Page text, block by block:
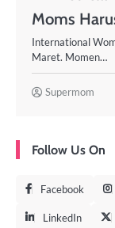
Moms
International
Maret. Momen…
Supermom
Follow Us On
Facebook
LinkedIn